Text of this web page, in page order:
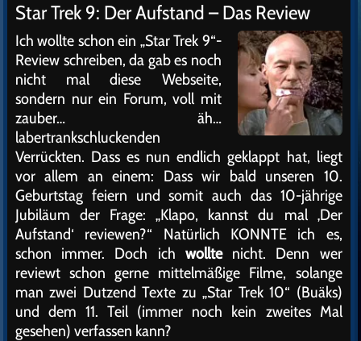
Star Trek 9: Der Aufstand – Das Review
Ich wollte schon ein „Star Trek 9“-
Review schreiben, da gab es noch
nicht mal diese Webseite,
sondern nur ein Forum, voll mit
zauber… äh…
labertrankschluckenden
Verrückten. Dass es nun endlich geklappt hat, liegt
vor allem an einem: Dass wir bald unseren 10.
Geburtstag feiern und somit auch das 10-jährige
Jubiläum der Frage: „Klapo, kannst du mal ‚Der
Aufstand‘ reviewen?“ Natürlich KONNTE ich es,
schon immer. Doch ich wolltenicht. Denn wer
reviewt schon gerne mittelmäßige Filme, solange
man zwei Dutzend Texte zu „Star Trek 10“ (Buäks)
und dem 11. Teil (immer noch kein zweites Mal
gesehen) verfassen kann?